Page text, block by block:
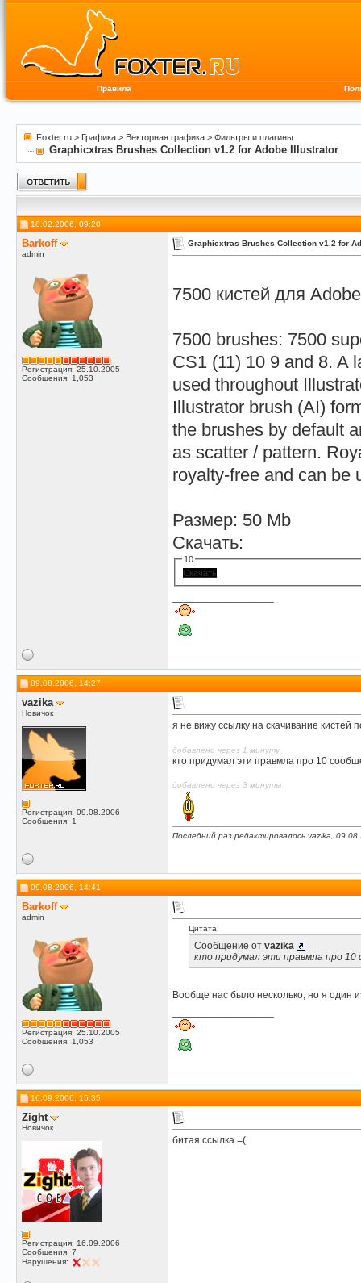
Правила
Foxter.ru > Графика > Векторная графика > Фильтры и плагины
Graphicxtras Brushes Collection v1.2 for Adobe Illustrator
18.02.2006, 09:20
Barkoff
admin
Регистрация: 25.10.2005
Сообщения: 1,053
Graphicxtras Brushes Collection v1.2 for
7500 кистей для
7500 brushes: 7500
CS1 (11) 10 9 and 8. A
used throughout
Illustrator brush (AI)
the brushes by default
as scatter / pattern.
royalty-free and can be
Размер: 50 Mb
Скачать:
10
Скачать
09.08.2006, 14:27
vazika
Новичок
Регистрация: 09.08.2006
Сообщения: 1
я не вижу ссылку на скачивание кистей
добавлено через 1 минуту
кто придумал эти правмла про 10
добавлено через 3 минуты
Последний раз редактировалось vazika,
09.08.2006, 14:41
Barkoff
admin
Регистрация: 25.10.2005
Сообщения: 1,053
Цитата:
Сообщение от vazika
кто придумал эти правмла про
Вообще нас было несколько, но я один
16.09.2006, 15:35
Zight
Новичок
Регистрация: 16.09.2006
Сообщения: 7
Нарушения:
битая ссылка =(